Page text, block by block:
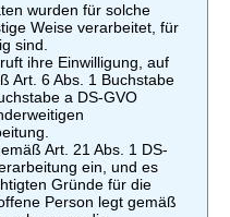
wurden für solche
Weise verarbeitet, für
sind.
ihre Einwilligung, auf
Art. 6 Abs. 1 Buchstabe
a DS-GVO
Art. 21 Abs. 1 DS-
ein, und es
Gründe für die
Person legt gemäß